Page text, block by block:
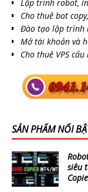
Lập trình robot,
Cho thuê bot
Đào tạo lập trình
Mở tài khoản và
Cho thuê VPS
SẢN PHẨM NỔI
siêu